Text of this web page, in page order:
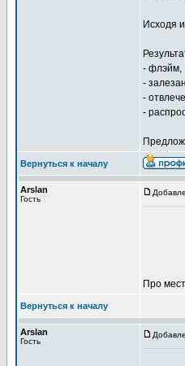
Исходя
- флэйм,
-
-
-
Вернуться к началу
Arslan
Гость
Про
Вернуться к началу
Arslan
Гость